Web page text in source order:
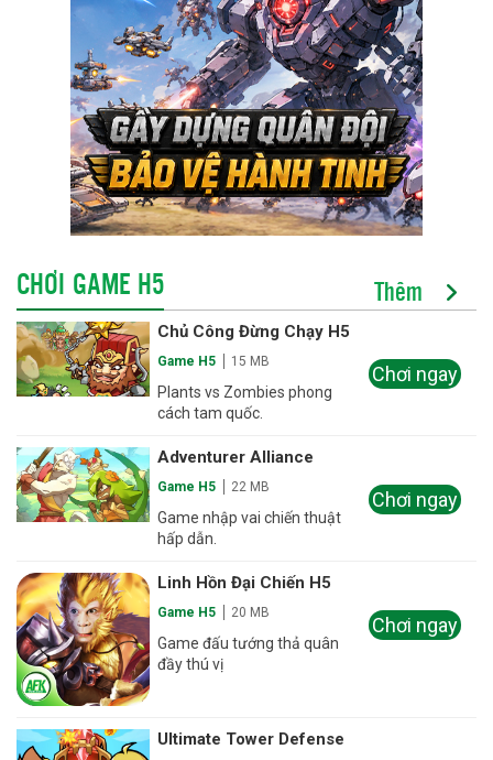
CHƠI GAME H5 Thêm
Chủ Công Đừng Chạy H5
Game H5 15 MB
Plants vs Zombies phong
cách tam quốc.
Chơi ngay
Adventurer Alliance
Game H5 22 MB
Game nhập vai chiến thuật
hấp dẫn.
Chơi ngay
Linh Hồn Đại Chiến H5
Game H5 20 MB
Game đấu tướng thả quân
đầy thú vị
Chơi ngay
Ultimate Tower Defense